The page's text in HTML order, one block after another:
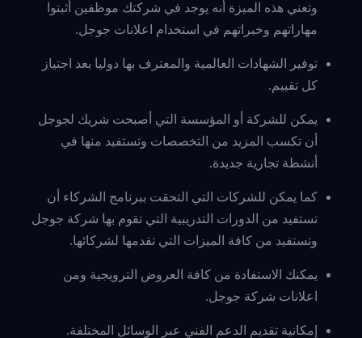
وتعني هذه الميزة أنه يوجد في شركتك موظفين أثبتوا
مهاراتهم وخبراتهم في استخدام اعلانات جوجل.
توفير الشهادات العالمية والمعترف بها دوليا بعد اجتياز
كل تقييم.
يمكن للشركة أو المؤسسة التي أصبحت شريك لجوجل
أن تكسب المزيد من التخصصات وتستفيد منها في
أنشطة تجارية جديدة.
كما يمكن للشركات التي التحقت ببرنامج الشركاء أن
تستفيد من الدورات التدريبية التي تقوم بها شركة جوجل
وتستفيد من كافة الميزات التي تقدمها لشركائها.
يمكنك الاستفادة من كافة العروض الترويجية ومن
اعلانات شركة جوجل.
إمكانية تقديم الدعم الفني عبر الوسائل المختلفة.